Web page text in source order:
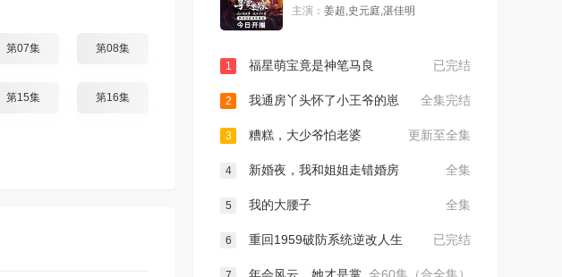
第07集 第08集
第15集 第16集
主演： 姜超,史元庭,湛佳明
已完结
1 福星萌宝竟是神笔马良
全集完结
2 我通房丫头怀了小王爷的崽
更新至全集
3 糟糕，大少爷怕老婆
全集
4 新婚夜，我和姐姐走错婚房
全集
5 我的大腰子
已完结
6 重回1959破防系统逆改人生